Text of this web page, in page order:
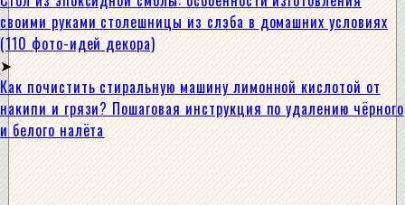
своими руками столешницы из слэба в домашних условиях
(110 фото-идей декора)
Как почистить стиральную машину лимонной кислотой от
накипи и грязи? Пошаговая инструкция по удалению чёрного
и белого налёта